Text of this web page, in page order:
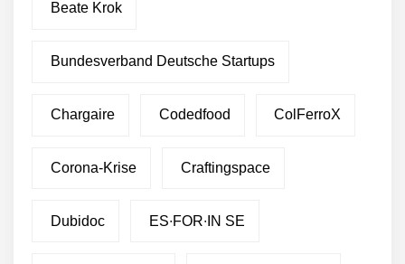
Beate Krok
Bundesverband Deutsche Startups
Chargaire Codedfood ColFerroX
Corona-Krise Craftingspace
Dubidoc ES∙FOR∙IN SE